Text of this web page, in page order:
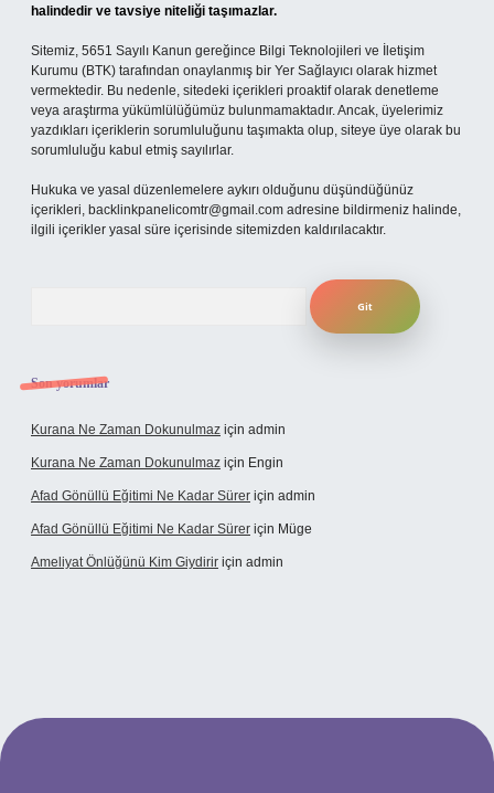
halindedir ve tavsiye niteliği taşımazlar.
Sitemiz, 5651 Sayılı Kanun gereğince Bilgi Teknolojileri ve İletişim
Kurumu (BTK) tarafından onaylanmış bir Yer Sağlayıcı olarak hizmet
vermektedir. Bu nedenle, sitedeki içerikleri proaktif olarak denetleme
veya araştırma yükümlülüğümüz bulunmamaktadır. Ancak, üyelerimiz
yazdıkları içeriklerin sorumluluğunu taşımakta olup, siteye üye olarak bu
sorumluluğu kabul etmiş sayılırlar.
Hukuka ve yasal düzenlemelere aykırı olduğunu düşündüğünüz
içerikleri, backlinkpanelicomtr@gmail.com adresine bildirmeniz halinde,
ilgili içerikler yasal süre içerisinde sitemizden kaldırılacaktır.
Son yorumlar
Kurana Ne Zaman Dokunulmaz için admin
Kurana Ne Zaman Dokunulmaz için Engin
Afad Gönüllü Eğitimi Ne Kadar Sürer için admin
Afad Gönüllü Eğitimi Ne Kadar Sürer için Müge
Ameliyat Önlüğünü Kim Giydirir için admin
giriş